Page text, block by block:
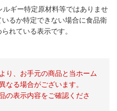
ルギー特定原材料等ではありませ
るか特定できない場合に食品衛
れている表示です。
り、お手元の商品と当ホーム
なる場合がございます。
の表示内容をご確認くださ